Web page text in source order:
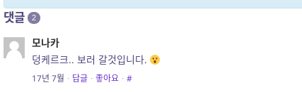
댓글 2
모나카
덩케르크.. 보러 갈것입니다.
17년 7월 · 답글 · 좋아요 · #